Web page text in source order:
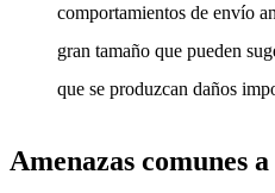
comportamientos de envío
gran tamaño que pueden
que se produzcan daños
Amenazas comunes